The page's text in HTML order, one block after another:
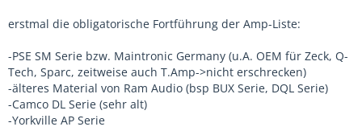
erstmal die obligatorische Fortführung der Amp-Liste:
-PSE SM Serie bzw. Maintronic Germany (u.A. OEM für Zeck, Q-
Tech, Sparc, zeitweise auch T.Amp->nicht erschrecken)
-älteres Material von Ram Audio (bsp BUX Serie, DQL Serie)
-Camco DL Serie (sehr alt)
-Yorkville AP Serie